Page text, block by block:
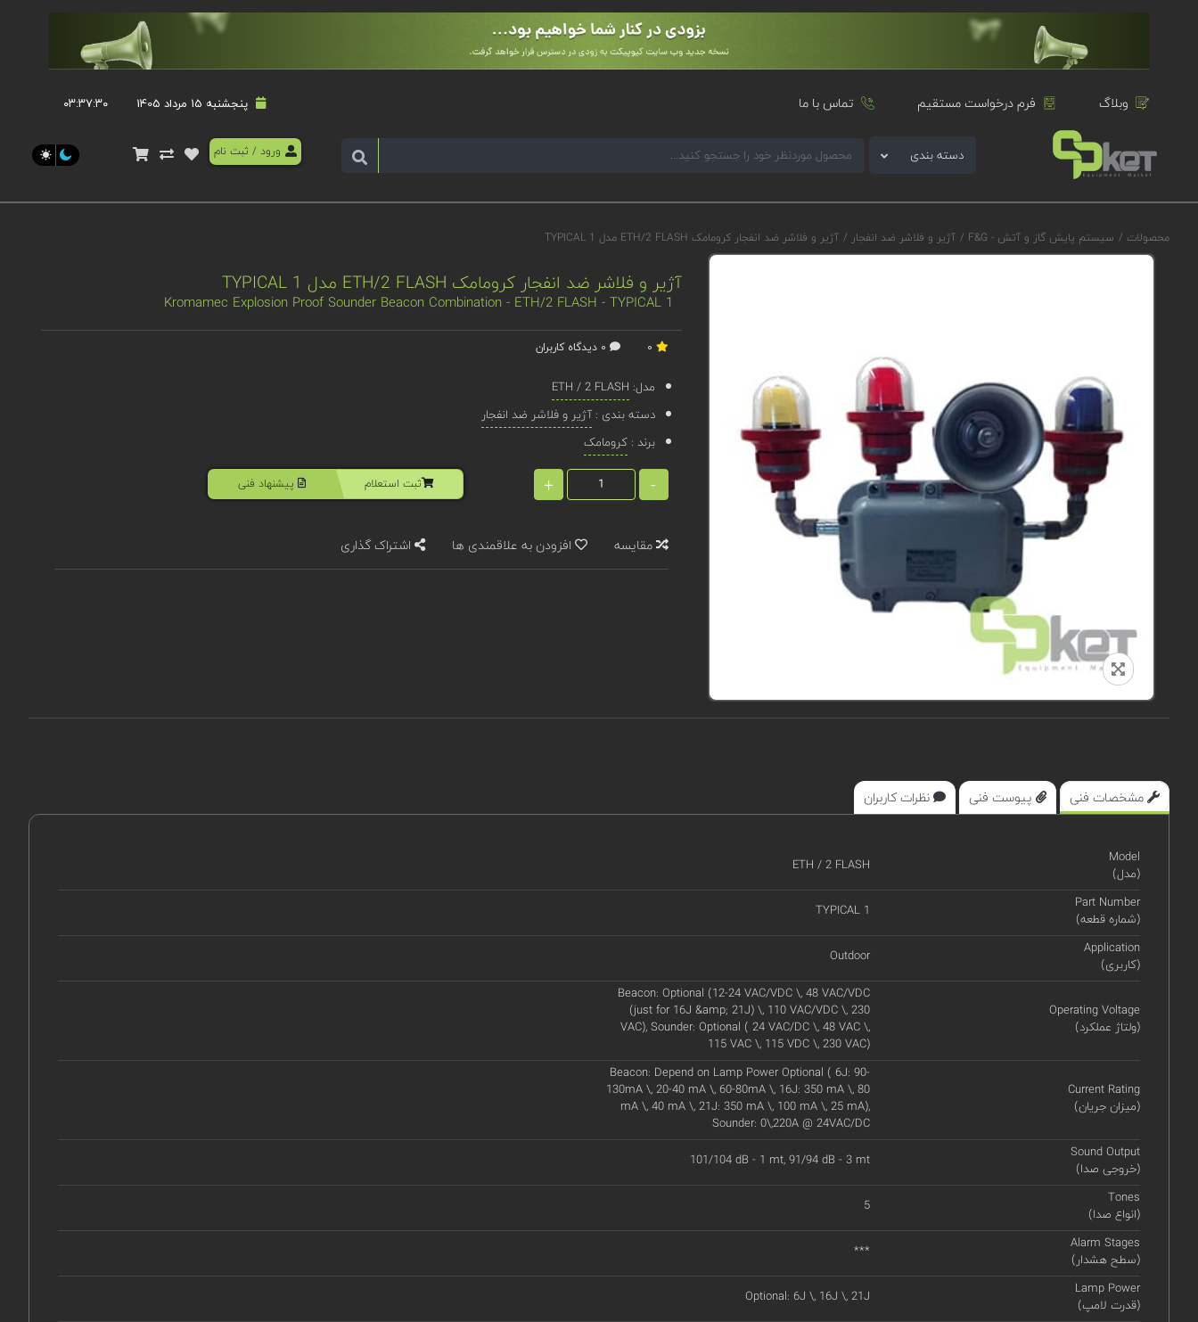
وبلاگ فرم درخواست مستقیم تماس با ما پنجشنبه 15 مرداد 1405 ۰۳:۳۷:۳۰
دسته بندی ورود / ثبت نام
محصولات / سیستم پایش گاز و آتش - F&G / آژیر و فلاشر ضد انفجار / آژیر و فلاشر ضد انفجار کرومامک ETH/2 FLASH مدل TYPICAL 1
آژیر و فلاشر ضد انفجار کرومامک ETH/2 FLASH مدل TYPICAL 1
Kromamec Explosion Proof Sounder Beacon Combination - ETH/2 FLASH - TYPICAL 1
مدل: ETH / 2 FLASH
دسته بندی :آژیر و فلاشر ضد انفجار
برند :کرومامک
-
+ ثبت استعلام پیشنهاد فنی
مقایسه افزودن به علاقمندی ها اشتراک گذاری
مشخصات فنی پیوست فنی نظرات کاربران
Model
(مدل)
ETH / 2 FLASH
Part Number
(شماره قطعه)
TYPICAL 1
Application
(کاربری)
Outdoor
Operating Voltage
(ولتاژ عملکرد)
Beacon: Optional (12-24 VAC/VDC \, 48 VAC/VDC
(just for 16J &amp; 21J) \, 110 VAC/VDC \, 230
VAC), Sounder: Optional ( 24 VAC/DC \, 48 VAC \,
115 VAC \, 115 VDC \, 230 VAC)
Current Rating
(میزان جریان)
Beacon: Depend on Lamp Power Optional ( 6J: 90-
130mA \, 20-40 mA \, 60-80mA \, 16J: 350 mA \, 80
mA \, 40 mA \, 21J: 350 mA \, 100 mA \, 25 mA),
Sounder: 0\,220A @ 24VAC/DC
Sound Output
(خروجی صدا)
101/104 dB - 1 mt, 91/94 dB - 3 mt
Tones
(انواع صدا)
5
Alarm Stages
(سطح هشدار)
***
Lamp Power
(قدرت لامپ)
Optional: 6J \, 16J \, 21J